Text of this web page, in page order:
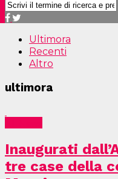
Ultimora
Recenti
Altro
ultimora
Inaugurati
tre case della